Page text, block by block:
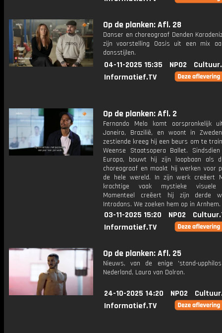
Op de planken: Afl. 28
Danser en choreograaf Denden
zijn voorstelling Oasis uit een mix
dansstijlen.
04-11-2025 15:35 NPO2
Informatief.TV
Op de planken: Afl. 2
Fernando Melo komt oorspronkelijk
Janeiro, Brazilië, en woont in
zestiende kreeg hij een beurs om te
Weense Staatsopera Ballet.
Europa, bouwt hij zijn loopbaan als
choreograaf en maakt hij werken voor
de hele wereld. In zijn werk creëert
krachtige vaak mystieke visuele
Momenteel creëert hij zijn derde
Introdans. We zoeken hem op in Arnhem.
03-11-2025 15:20 NPO2
Informatief.TV
Op de planken: Afl. 25
Nieuws, van de enige 'stand-
Nederland, Laura van Dolron.
24-10-2025 14:20 NPO2
Informatief.TV